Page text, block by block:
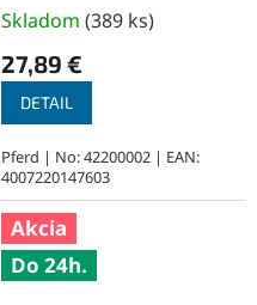
nerez, spray 400 ml
Skladom (389 ks)
27,89 €
DETAIL
Pferd | No: 42200002 | EAN:
4007220147603
Akcia
Do 24h.